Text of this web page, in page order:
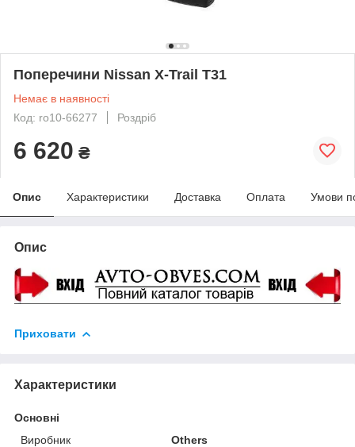
Поперечини Nissan X-Trail T31
Немає в наявності
Код: ro10-66277
Роздріб
6 620 ₴
Опис Характеристики Доставка Оплата Умови
Опис
Приховати
Характеристики
Основні
Виробник
Others